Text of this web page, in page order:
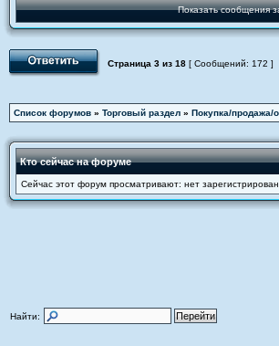
Показать сообщения
Страница 3 из 18 [ Сообщений: 172 ]
Список форумов » Торговый раздел » Покупка/продажа/
Кто сейчас на форуме
Сейчас этот форум просматривают: нет
Найти: